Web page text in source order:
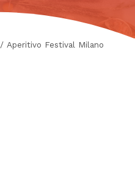
/ Aperitivo Festival Milano